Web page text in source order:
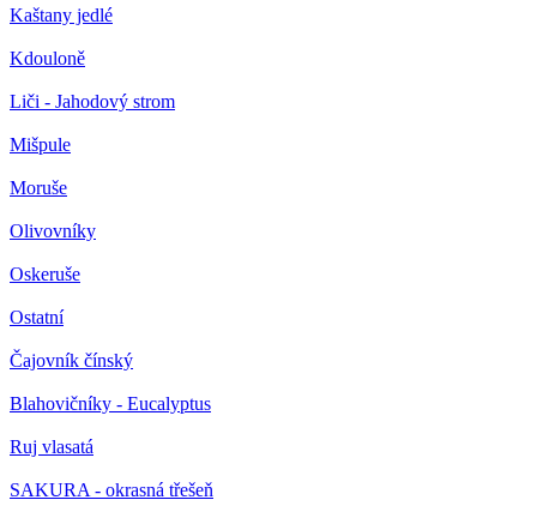
Kaštany jedlé
Kdouloně
Liči - Jahodový strom
Mišpule
Moruše
Olivovníky
Oskeruše
Ostatní
Čajovník čínský
Blahovičníky - Eucalyptus
Ruj vlasatá
SAKURA - okrasná třešeň